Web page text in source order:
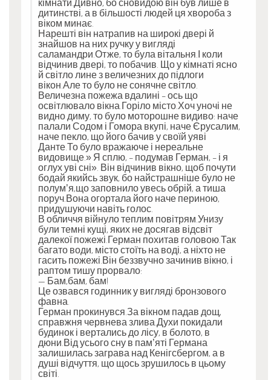
кімнати.Дивно, бо сновидою він був лише в
дитинстві, а в більшості людей ця хвороба з
віком минає.
Нарешті він натрапив на широкі двері й
знайшов на них ручку у вигляді
саламандри.Отже, то була вітальня.І коли
відчинив двері, то побачив. Що у кімнаті ясно
й світло лине з величезних до підлоги
вікон.Але то було не сонячне світло.
Величезна пожежа вдалині – ось що
освітлювало вікна.Горіло місто.Хоч уночі не
видно диму, то було моторошне видиво: наче
палали Содом і Гомора вкупі, наче Єрусалим,
наче пекло, що його бачив у своїй уяві
Данте.То було вражаюче і нереальне
видовище.» Я сплю, – подумав Герман, – і я
оглух уві сні». Він відчинив вікно, щоб почути
бодай якийсь звук, бо найстрашніше було не
полум’я,що заповнило увесь обрій, а тиша
поруч.Вона огортала його наче периною,
придушуючи навіть голос.
В обличчя війнуло теплим повітрям.Унизу
були темні кущі, яких не досягав відсвіт
далекої пожежі.Герман похитав головою.Так
багато води, місто стоїть на воді, а ніхто не
гасить пожежі.Він беззвучно зачинив вікно, і
раптом тишу прорвало:
— Бам,бам, бам!
Це озвався годинник у вигляді бронзового
фавна.
Герман прокинувся.За вікном падав дощ,
справжня червнева злива.Духи покидали
будинок і вертались до лісу, в болото, в
дюни.Від усього сну в пам’яті Германа
залишилась заграва над Кенігсбергом, а в
душі відчуття, що щось зрушилось в цьому
світі.